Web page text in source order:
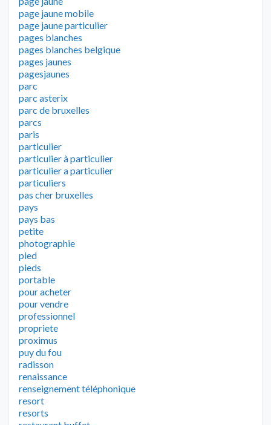
page jaune mobile
page jaune particulier
pages blanches
pages blanches belgique
pages jaunes
pagesjaunes
parc
parc asterix
parc de bruxelles
parcs
paris
particulier
particulier à particulier
particulier a particulier
particuliers
pas cher bruxelles
pays
pays bas
petite
photographie
pied
pieds
portable
pour acheter
pour vendre
professionnel
propriete
proximus
puy du fou
radisson
renaissance
renseignement téléphonique
resort
resorts